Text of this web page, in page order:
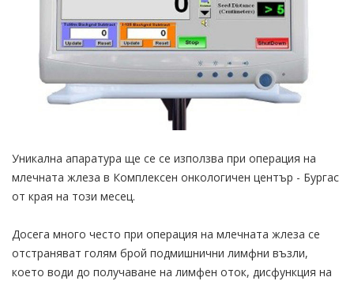
Уникална апаратура ще се се използва при операция на
млечната жлеза в Комплексен онкологичен център - Бургас
от края на този месец.
Досега много често при операция на млечната жлеза се
отстраняват голям брой подмишнични лимфни възли,
което води до получаване на лимфен оток, дисфункция на